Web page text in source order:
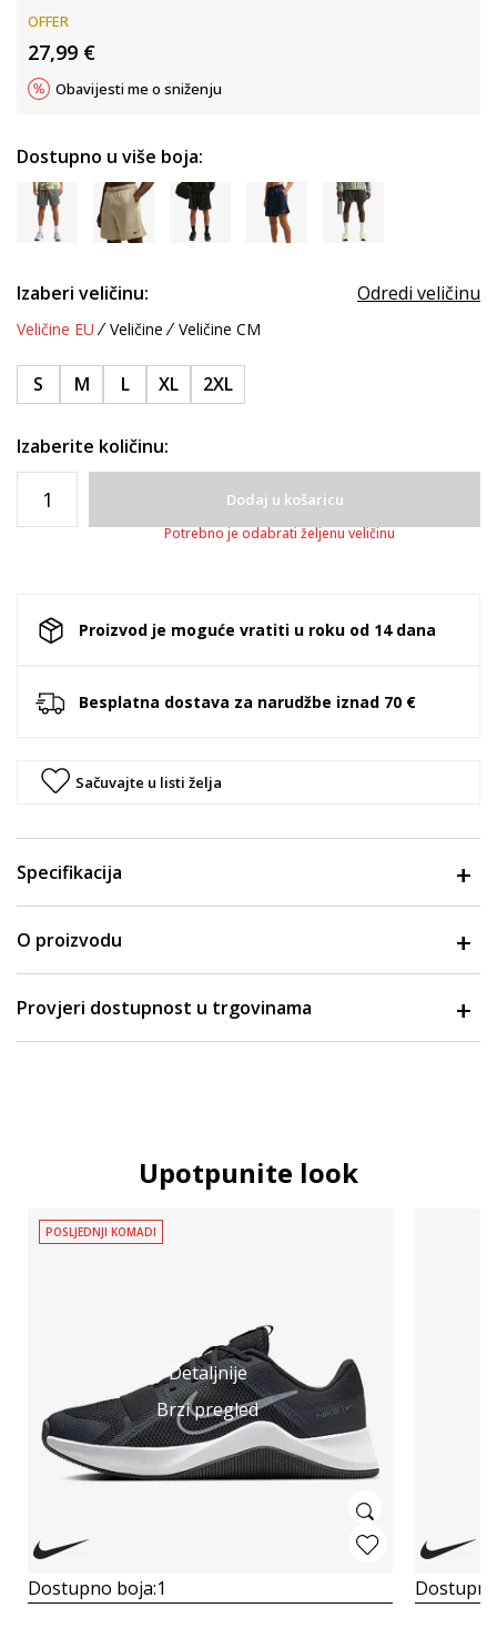
OFFER
27,99 €
Obavijesti me o sniženju
Dostupno u više boja:
Izaberi veličinu: Odredi veličinu
Veličine EU Veličine Veličine CM
S M L XL 2XL
Izaberite količinu:
Dodaj u košaricu
Potrebno je odabrati željenu veličinu
Proizvod je moguće vratiti u roku od 14 dana
Besplatna dostava za narudžbe iznad 70 €
Sačuvajte u listi želja
Specifikacija
O proizvodu
Provjeri dostupnost u trgovinama
Upotpunite look
Detaljnije
Brzi pregled
POSLJEDNJI KOMADI
Dostupno boja:1